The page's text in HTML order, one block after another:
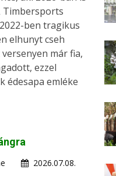
Timbersports
ben tragikus
elhunyt cseh
már fia,
ezzel
édesapa emléke
2026.07.08.